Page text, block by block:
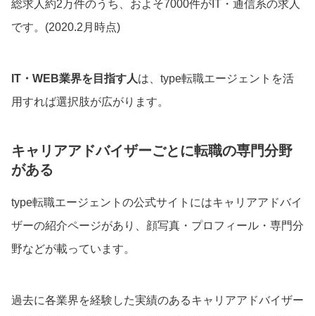
総求人約2万件のうち、およそ7000件がIT・通信系の求人
です。(2020.2月時点)
IT・WEB業界を目指す人は、type転職エージェントを活
用すれば選択肢が広がります。
キャリアアドバイザーごとに転職の専門分野
がある
type転職エージェントの公式サイトにはキャリアアドバイ
ザーの紹介ページがあり、顔写真・プロフィール・専門分
野などが載っています。
過去に各業界を経験した実績のあるキャリアアドバイザー